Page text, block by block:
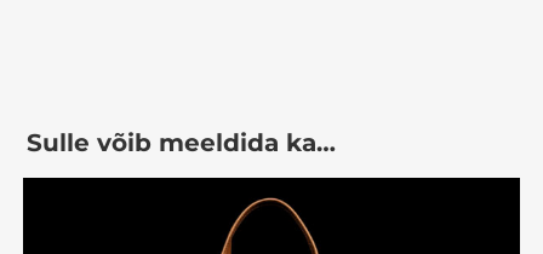
Sulle võib meeldida ka…